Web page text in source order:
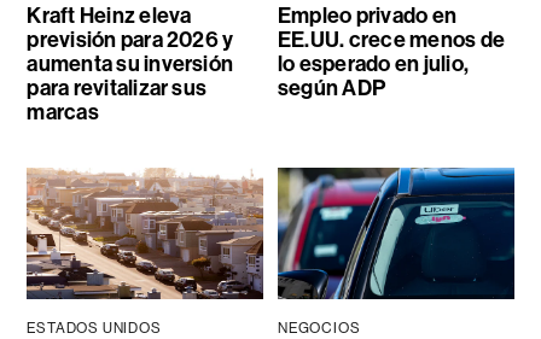
Kraft Heinz eleva
previsión para 2026 y
aumenta su inversión
para revitalizar sus
marcas
Empleo privado en
EE.UU. crece menos de
lo esperado en julio,
según ADP
ESTADOS UNIDOS NEGOCIOS